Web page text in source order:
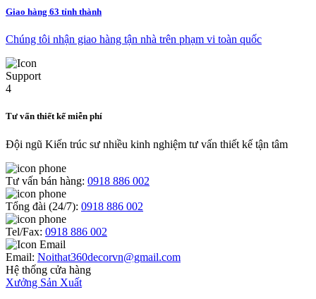
Giao hàng 63 tỉnh thành
Chúng tôi nhận giao hàng tận nhà trên phạm vi toàn quốc
Tư vấn thiết kế miễn phí
Đội ngũ Kiến trúc sư nhiều kinh nghiệm tư vấn thiết kế tận tâm
Tư vấn bán hàng: 0918 886 002
Tổng đài (24/7): 0918 886 002
Tel/Fax: 0918 886 002
Email: Noithat360decorvn@gmail.com
Hệ thống cửa hàng
Xưởng Sản Xuất